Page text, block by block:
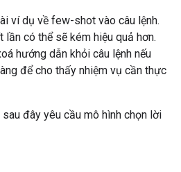
ví dụ về few-shot vào câu lệnh.
lần có thể sẽ kém hiệu quả hơn.
hướng dẫn khỏi câu lệnh nếu
để cho thấy nhiệm vụ cần thực
đây yêu cầu mô hình chọn lời